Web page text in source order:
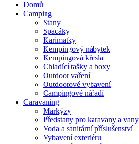
Domů
Camping
Stany
Spacáky
Karimatky
Kempingový nábytek
Kempingová křesla
Chladící tašky a boxy
Outdoor vaření
Outdoorové vybavení
Campingové nářadí
Caravaning
Markýzy
Předstany pro karavany a vany
Voda a sanitární příslušenství
Vybavení exteriéru